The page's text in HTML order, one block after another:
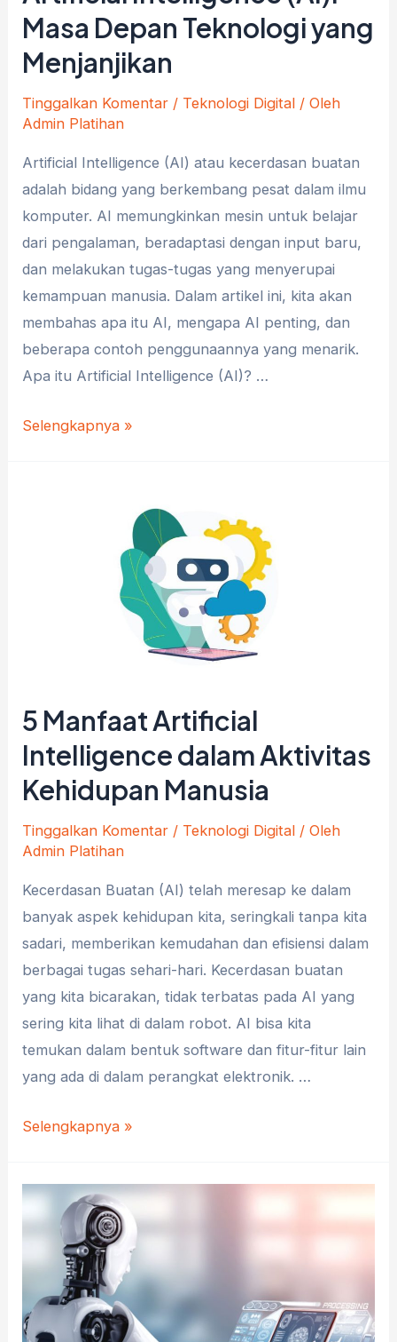
Masa Depan Teknologi yang
Menjanjikan
Tinggalkan Komentar / Teknologi Digital / Oleh
Admin Platihan
Artificial Intelligence (AI) atau kecerdasan buatan
adalah bidang yang berkembang pesat dalam ilmu
komputer. AI memungkinkan mesin untuk belajar
dari pengalaman, beradaptasi dengan input baru,
dan melakukan tugas-tugas yang menyerupai
kemampuan manusia. Dalam artikel ini, kita akan
membahas apa itu AI, mengapa AI penting, dan
beberapa contoh penggunaannya yang menarik.
Apa itu Artificial Intelligence (AI)? …
Artificial
Selengkapnya »
5 Manfaat Artificial
InteIligence dalam Aktivitas
Kehidupan Manusia
Tinggalkan Komentar / Teknologi Digital / Oleh
Admin Platihan
Kecerdasan Buatan (AI) telah meresap ke dalam
banyak aspek kehidupan kita, seringkali tanpa kita
sadari, memberikan kemudahan dan efisiensi dalam
berbagai tugas sehari-hari. Kecerdasan buatan
yang kita bicarakan, tidak terbatas pada AI yang
sering kita lihat di dalam robot. AI bisa kita
temukan dalam bentuk software dan fitur-fitur lain
yang ada di dalam perangkat elektronik. …
5
InteIligence
dalam
Aktivitas
Kehidupan
Manusia
Selengkapnya »